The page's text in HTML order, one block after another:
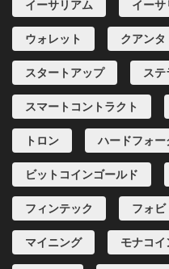
イーサリアム イーサ
ウォレット クアンタ
スタートアップ ステ
スマートコントラクト
トロン ハードフォー
ビットコインゴールド
フィンテック フォビ
マイニング モナコイ